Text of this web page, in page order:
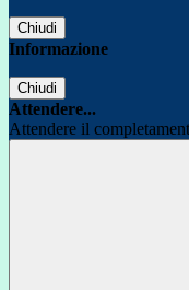
Chiudi
Informazione
Chiudi
Attendere...
Attendere il